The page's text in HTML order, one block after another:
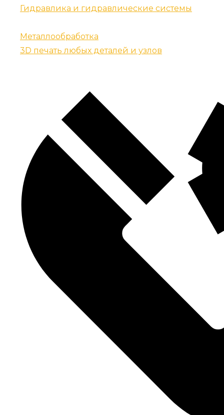
Гидравлика и гидравлические системы
Металлообработка
3D печать любых деталей и узлов